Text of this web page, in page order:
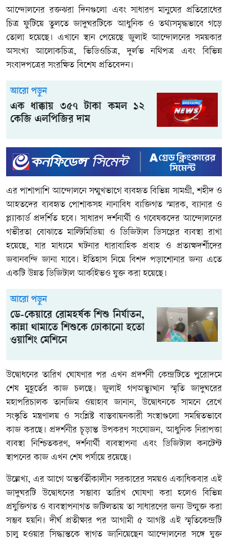
আন্দোলনের রক্তঝরা দিনগুলো এবং সাধারণ মানুষের প্রতিরোধের
চিত্র ফুটিয়ে তুলতে জাদুঘরটিকে আধুনিক ও তথ্যসমৃদ্ধভাবে গড়ে
তোলা হয়েছে। এখানে স্থান পেয়েছে জুলাই আন্দোলনের সময়কার
অসংখ্য আলোকচিত্র, ভিডিওচিত্র, দুর্লভ নথিপত্র এবং বিভিন্ন
সংবাদপত্রের সংরক্ষিত বিশেষ প্রতিবেদন।
আরো পড়ুন
এক ধাক্কায় ৩৫৭ টাকা কমল ১২
কেজি এলপিজির দাম
এর পাশাপাশি আন্দোলনে সম্মুখভাগে ব্যবহৃত বিভিন্ন সামগ্রী, শহীদ ও
আহতদের ব্যবহৃত পোশাকসহ নানাবিধ ব্যক্তিগত স্মারক, ব্যানার ও
প্ল্যাকার্ড প্রদর্শিত হবে। সাধারণ দর্শনার্থী ও গবেষকদের আন্দোলনের
গভীরতা বোঝাতে মাল্টিমিডিয়া ও ডিজিটাল ডিসপ্লের ব্যবস্থা রাখা
হয়েছে, যার মাধ্যমে ঘটনার ধারাবাহিক প্রবাহ ও প্রত্যক্ষদর্শীদের
জবানবন্দি জানা যাবে। ইতিহাস নিয়ে বিশদ পড়াশোনার জন্য এতে
একটি উন্নত ডিজিটাল আর্কাইভও যুক্ত করা হয়েছে।
আরো পড়ুন
ডে-কেয়ারে রোমহর্ষক শিশু নির্যাতন,
কান্না থামাতে শিশুকে ঢোকানো হতো
ওয়াশিং মেশিনে
উদ্বোধনের তারিখ ঘোষণার পর এখন প্রদর্শনী কেন্দ্রটিতে পুরোদমে
শেষ মুহূর্তের কাজ চলছে। জুলাই গণঅভ্যুত্থান স্মৃতি জাদুঘরের
মহাপরিচালক তানজিম ওয়াহাব জানান, উদ্বোধনকে সামনে রেখে
সংস্কৃতি মন্ত্রণালয় ও সংশ্লিষ্ট বাস্তবায়নকারী সংস্থাগুলো সমন্বিতভাবে
কাজ করছে। প্রদর্শনীর চূড়ান্ত উপকরণ সংযোজন, আধুনিক নিরাপত্তা
ব্যবস্থা নিশ্চিতকরণ, দর্শনার্থী ব্যবস্থাপনা এবং ডিজিটাল কনটেন্ট
স্থাপনের কাজ এখন শেষ পর্যায়ে রয়েছে।
উল্লেখ্য, এর আগে অন্তর্বর্তীকালীন সরকারের সময়ও একাধিকবার এই
জাদুঘরটি উদ্বোধনের সম্ভাব্য তারিখ ঘোষণা করা হলেও বিভিন্ন
প্রযুক্তিগত ও ব্যবস্থাপনাগত জটিলতায় তা সাধারণের জন্য উন্মুক্ত করা
সম্ভব হয়নি। দীর্ঘ প্রতীক্ষার পর আগামী ৫ আগস্ট এই স্মৃতিকেন্দ্রটি
চালু হওয়ার সিদ্ধান্তকে স্বাগত জানিয়েছেন আন্দোলনের সঙ্গে যুক্ত